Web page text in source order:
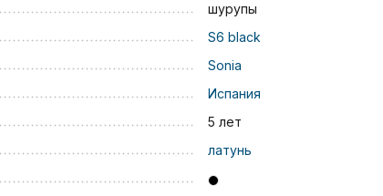
шурупы
S6 black
Sonia
Испания
5 лет
латунь